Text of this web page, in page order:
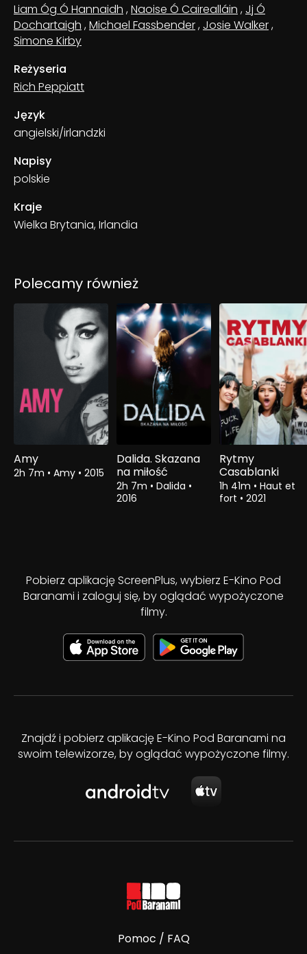
Liam Óg Ó Hannaidh ,Naoise Ó Cairealláin , Jj Ó
Dochartaigh ,Michael Fassbender, Josie Walker,
Simone Kirby
Reżyseria
Rich Peppiatt
Język
angielski/irlandzki
Napisy
polskie
Kraje
Wielka Brytania, Irlandia
Polecamy również
Amy
2h 7m • Amy • 2015
Dalida. Skazana
na miłość
2h 7m • Dalida •
2016
Rytmy
Casablanki
1h 41m • Haut et
fort • 2021
Pobierz aplikację ScreenPlus, wybierz E-Kino Pod
Baranami i zaloguj się, by oglądać wypożyczone
filmy.
Znajdź i pobierz aplikację E-Kino Pod Baranami na
swoim telewizorze, by oglądać wypożyczone filmy.
Pomoc / FAQ